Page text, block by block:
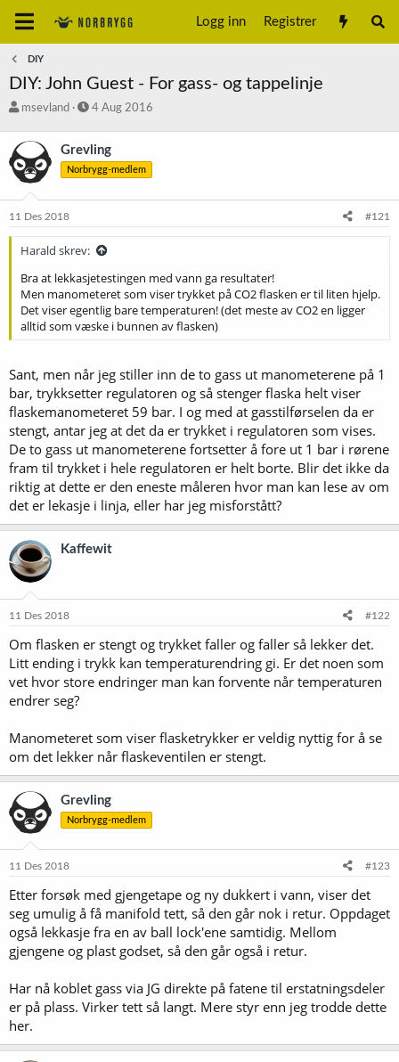
Logg inn Registrer
DIY
DIY: John Guest - For gass- og tappelinje
T
å
d
s
a
t
e
msevland
S
r
t
a
o
4 Aug 2016
Grevling
Norbrygg-medlem
11 Des 2018 #121
Harald skrev:
Bra at lekkasjetestingen med vann ga resultater!
Men manometeret som viser trykket på CO2 flasken er til liten hjelp.
Det viser egentlig bare temperaturen! (det meste av CO2 en ligger
alltid som væske i bunnen av flasken)
Sant, men når jeg stiller inn de to gass ut manometerene på 1
bar, trykksetter regulatoren og så stenger flaska helt viser
flaskemanometeret 59 bar. I og med at gasstilførselen da er
stengt, antar jeg at det da er trykket i regulatoren som vises.
De to gass ut manometerene fortsetter å fore ut 1 bar i rørene
fram til trykket i hele regulatoren er helt borte. Blir det ikke da
riktig at dette er den eneste måleren hvor man kan lese av om
det er lekasje i linja, eller har jeg misforstått?
Kaffewit
11 Des 2018 #122
Om flasken er stengt og trykket faller og faller så lekker det.
Litt ending i trykk kan temperaturendring gi. Er det noen som
vet hvor store endringer man kan forvente når temperaturen
endrer seg?
Manometeret som viser flasketrykker er veldig nyttig for å se
om det lekker når flaskeventilen er stengt.
Grevling
Norbrygg-medlem
11 Des 2018 #123
Etter forsøk med gjengetape og ny dukkert i vann, viser det
seg umulig å få manifold tett, så den går nok i retur. Oppdaget
også lekkasje fra en av ball lock'ene samtidig. Mellom
gjengene og plast godset, så den går også i retur.
Har nå koblet gass via JG direkte på fatene til erstatningsdeler
er på plass. Virker tett så langt. Mere styr enn jeg trodde dette
her.